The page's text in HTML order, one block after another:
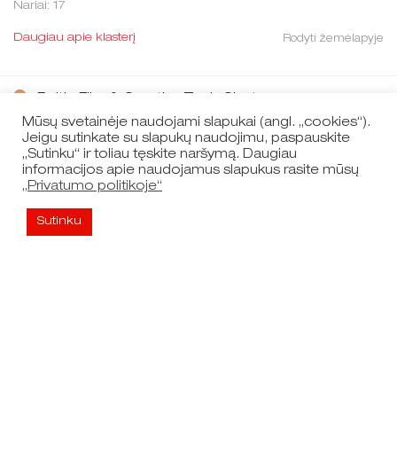
Nariai: 17
Rodyti žemėlapyje
Daugiau apie klasterį
Kūrybinės industrijos
Nariai: 32
Rodyti žemėlapyje
Daugiau apie klasterį
Mūsų svetainėje naudojami slapukai (angl. „cookies“).
Jeigu sutinkate su slapukų naudojimu, paspauskite
„Sutinku“ ir toliau tęskite naršymą. Daugiau
informacijos apie naudojamus slapukus rasite mūsų
„Privatumo politikoje“
Sutinku